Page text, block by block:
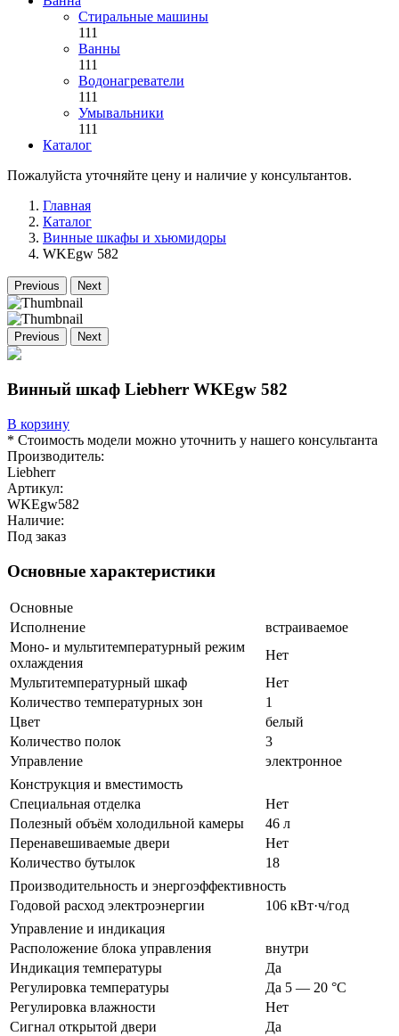
Стиральные машины
111
Ванны
111
Водонагреватели
111
Умывальники
111
Каталог
Пожалуйста уточняйте цену и наличие у консультантов.
Главная
Каталог
Винные шкафы и хьюмидоры
WKEgw 582
Previous Next
Previous Next
Винный шкаф Liebherr WKEgw 582
В корзину
* Стоимость модели можно уточнить у нашего консультанта
Производитель:
Liebherr
Артикул:
WKEgw582
Наличие:
Под заказ
Основные характеристики
Основные
Исполнение
встраиваемое
Моно- и мультитемпературный режим
охлаждения
Нет
Мультитемпературный шкаф
Нет
Количество температурных зон
1
Цвет
белый
Количество полок
3
Управление
электронное
Конструкция и вместимость
Специальная отделка
Нет
Полезный объём холодильной камеры
46 л
Перенавешиваемые двери
Нет
Количество бутылок
18
Производительность и энергоэффективность
Годовой расход электроэнергии
106 кВт·ч/год
Управление и индикация
Расположение блока управления
внутри
Индикация температуры
Да
Регулировка температуры
Да 5 — 20 °C
Регулировка влажности
Нет
Сигнал открытой двери
Да